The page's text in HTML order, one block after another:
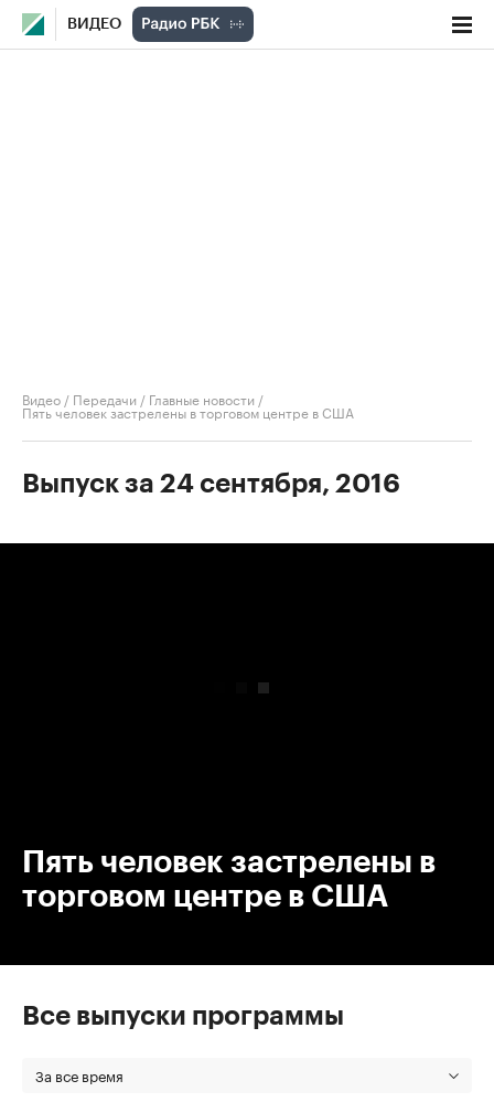
ВИДЕО
Видео / Передачи / Главные новости /
Пять человек застрелены в торговом центре в США
Выпуск за 24 сентября, 2016
Пять человек застрелены в
торговом центре в США
Все выпуски программы
За все время